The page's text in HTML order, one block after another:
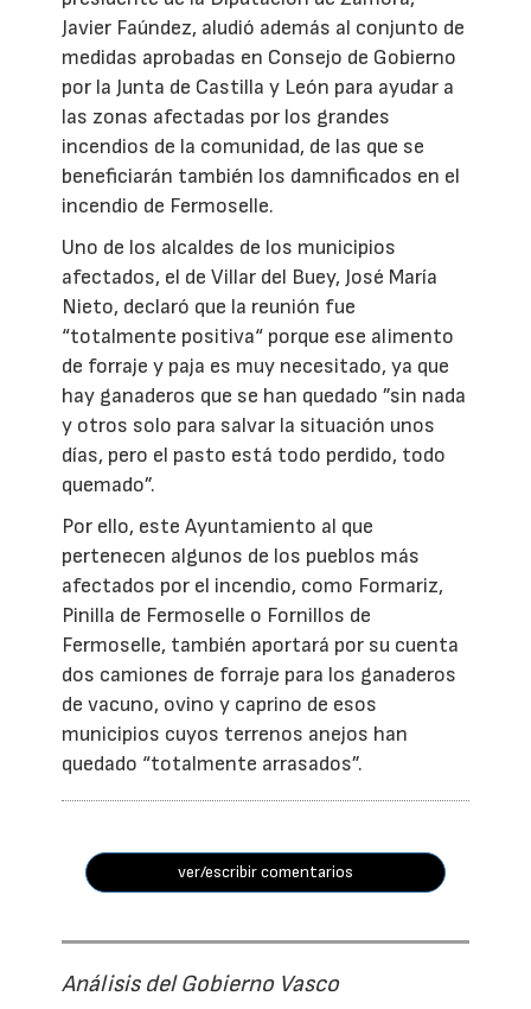
Javier Faúndez, aludió además al conjunto de
medidas aprobadas en Consejo de Gobierno
por la Junta de Castilla y León para ayudar a
las zonas afectadas por los grandes
incendios de la comunidad, de las que se
beneficiarán también los damnificados en el
incendio de Fermoselle.
Uno de los alcaldes de los municipios
afectados, el de Villar del Buey, José María
Nieto, declaró que la reunión fue
“totalmente positiva“ porque ese alimento
de forraje y paja es muy necesitado, ya que
hay ganaderos que se han quedado ”sin nada
y otros solo para salvar la situación unos
días, pero el pasto está todo perdido, todo
quemado”.
Por ello, este Ayuntamiento al que
pertenecen algunos de los pueblos más
afectados por el incendio, como Formariz,
Pinilla de Fermoselle o Fornillos de
Fermoselle, también aportará por su cuenta
dos camiones de forraje para los ganaderos
de vacuno, ovino y caprino de esos
municipios cuyos terrenos anejos han
quedado “totalmente arrasados”.
ver/escribir comentarios
Análisis del Gobierno Vasco